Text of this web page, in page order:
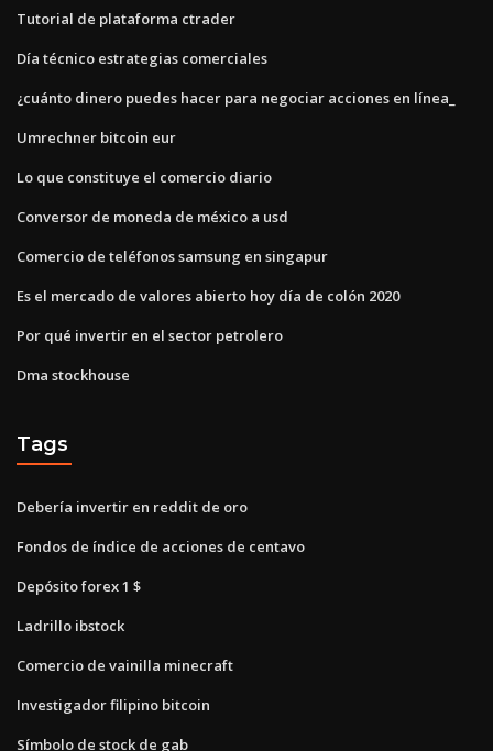
Tutorial de plataforma ctrader
Día técnico estrategias comerciales
¿cuánto dinero puedes hacer para negociar acciones en línea_
Umrechner bitcoin eur
Lo que constituye el comercio diario
Conversor de moneda de méxico a usd
Comercio de teléfonos samsung en singapur
Es el mercado de valores abierto hoy día de colón 2020
Por qué invertir en el sector petrolero
Dma stockhouse
Tags
Debería invertir en reddit de oro
Fondos de índice de acciones de centavo
Depósito forex 1 $
Ladrillo ibstock
Comercio de vainilla minecraft
Investigador filipino bitcoin
Símbolo de stock de gab